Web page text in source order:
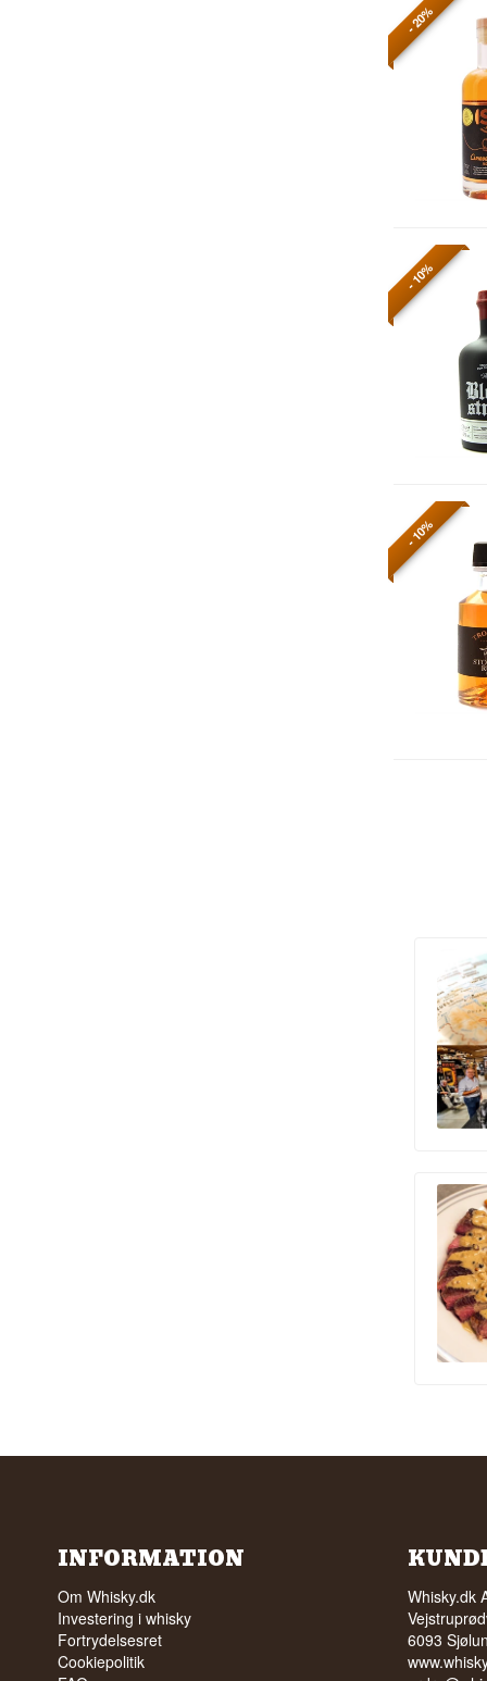
- 20%
- 10%
- 10%
INFORMATION
Om Whisky.dk
Investering i whisky
Fortrydelsesret
Cookiepolitik
Whisky.dk
6093